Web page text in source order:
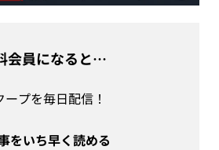
会員になると…
ープを毎日配信！
をいち早く読める